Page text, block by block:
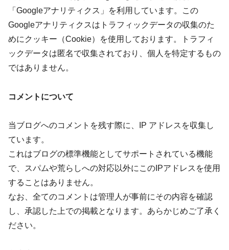
「Googleアナリティクス」を利用しています。この
Googleアナリティクスはトラフィックデータの収集のた
めにクッキー（Cookie）を使用しております。トラフィ
ックデータは匿名で収集されており、個人を特定するもの
ではありません。
コメントについて
当ブログへのコメントを残す際に、IP アドレスを収集し
ています。
これはブログの標準機能としてサポートされている機能
で、スパムや荒らしへの対応以外にこのIPアドレスを使用
することはありません。
なお、全てのコメントは管理人が事前にその内容を確認
し、承認した上での掲載となります。あらかじめご了承く
ださい。